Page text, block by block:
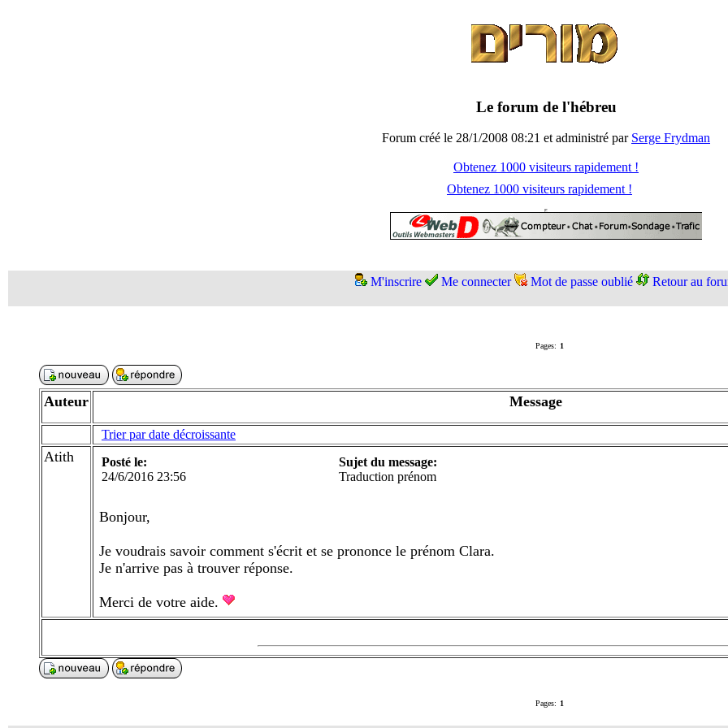
Le forum de l'hébreu
Forum créé le 28/1/2008 08:21 et administré par Serge Frydman
Obtenez 1000 visiteurs rapidement !
Obtenez 1000 visiteurs rapidement !
M'inscrire Me connecter Mot de passe oublié Retour au
Pages: 1
Auteur Message
Trier par date décroissante
Atith
Posté le:
24/6/2016 23:56
Sujet du message:
Traduction prénom
Bonjour,
Je voudrais savoir comment s'écrit et se prononce le prénom Clara.
Je n'arrive pas à trouver réponse.
Merci de votre aide.
Pages: 1